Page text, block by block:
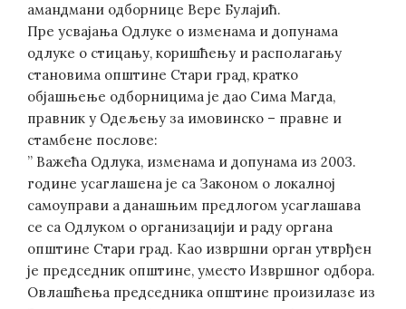
амандмани одборнице Вере Булајић.
Пре усвајања Одлуке о изменама и допунама
одлуке о стицању, коришћењу и располагању
становима општине Стари град, кратко
објашњење одборницима је дао Сима Магда,
правник у Одељењу за имовинско – правне и
стамбене послове:
” Важећа Одлука, изменама и допунама из 2003.
године усаглашена је са Законом о локалној
самоуправи а данашњим предлогом усаглашава
се са Одлуком о организацији и раду органа
општине Стари град. Као извршни орган утврђен
је председник општине, уместо Извршног одбора.
Овлашћења председника општине произилазе из